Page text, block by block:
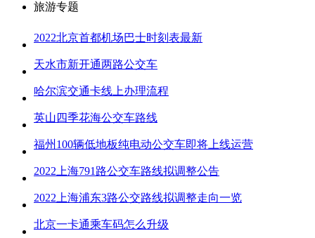
旅游专题
2022北京首都机场巴士时刻表最新
天水市新开通两路公交车
哈尔滨交通卡线上办理流程
英山四季花海公交车路线
福州100辆低地板纯电动公交车即将上线运营
2022上海791路公交车路线拟调整公告
2022上海浦东3路公交路线拟调整走向一览
北京一卡通乘车码怎么升级